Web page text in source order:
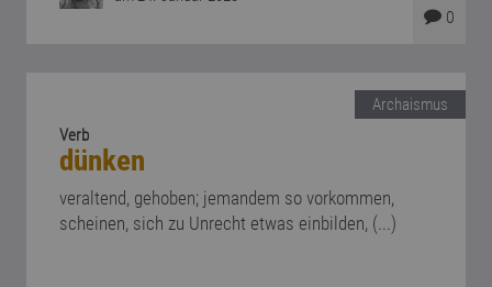
0
Archaismus
Verb
dünken
veraltend, gehoben; jemandem so vorkommen,
scheinen, sich zu Unrecht etwas einbilden, (...)